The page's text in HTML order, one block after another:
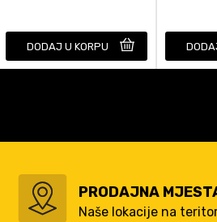
DODAJ U KORPU
PRODAJNA
Naše lokacije na